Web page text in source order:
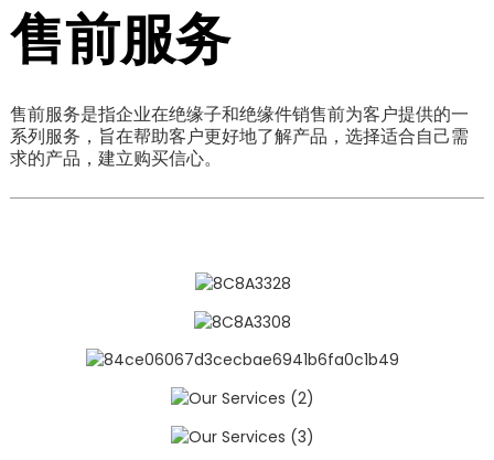
售前服务
售前服务是指企业在绝缘子和绝缘件销售前为客户提供的一
系列服务，旨在帮助客户更好地了解产品，选择适合自己需
求的产品，建立购买信心。